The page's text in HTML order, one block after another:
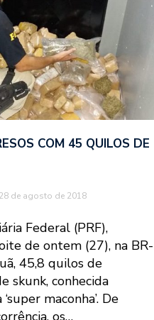
COM 45 QUILOS DE
28 de agosto de 2018
Federal (PRF),
de ontem (27), na BR-
45,8 quilos de
skunk, conhecida
maconha’. De
os…